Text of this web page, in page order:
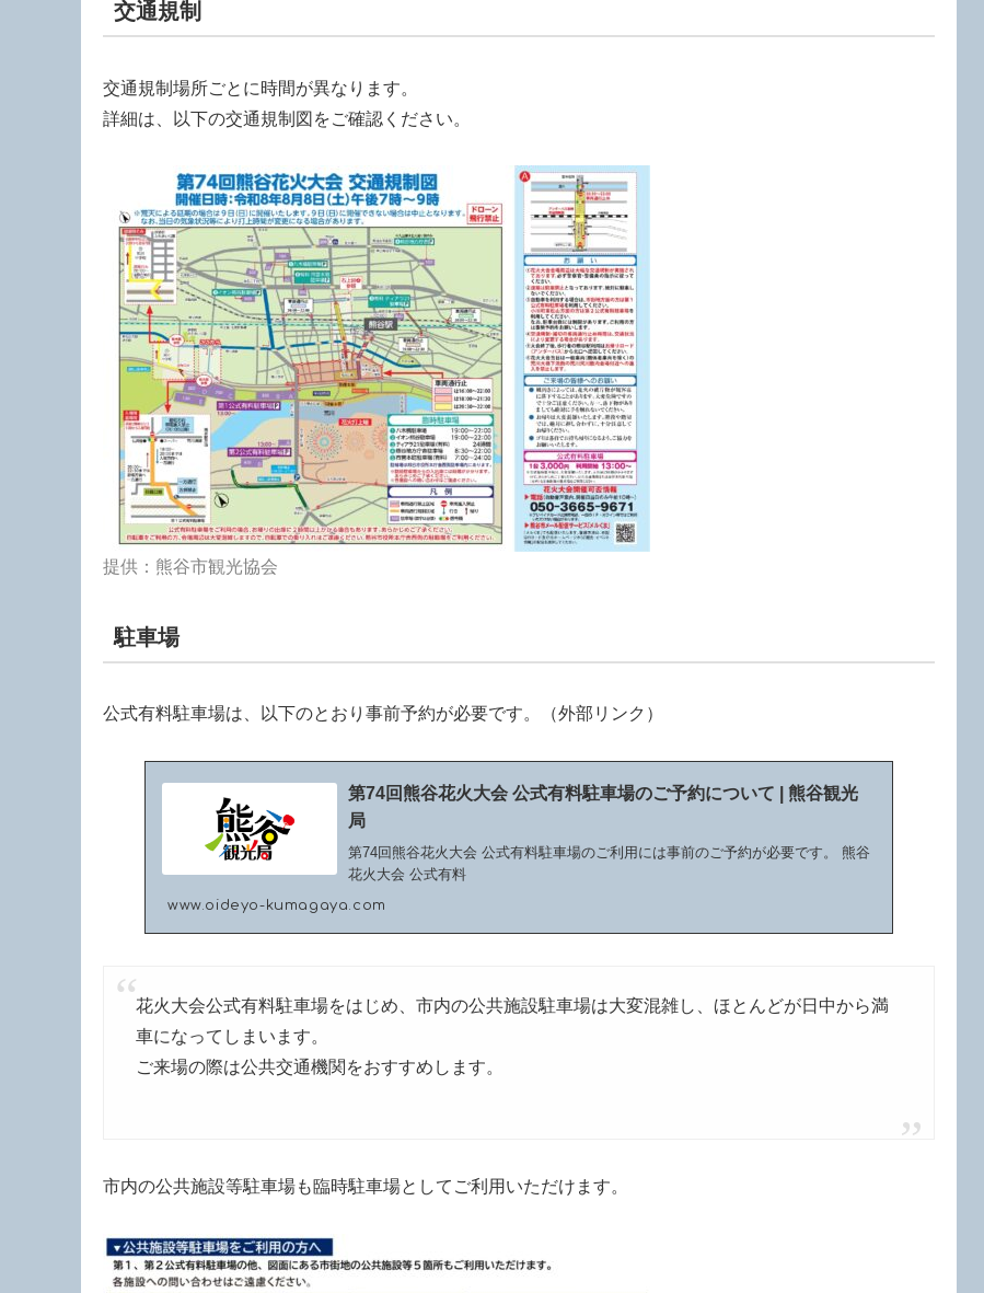
交通規制
交通規制場所ごとに時間が異なります。
詳細は、以下の交通規制図をご確認ください。
提供：熊谷市観光協会
駐車場
公式有料駐車場は、以下のとおり事前予約が必要です。（外部リンク）
第74回熊谷花火大会 公式有料駐車場のご予約について | 熊谷観光
局
第74回熊谷花火大会 公式有料駐車場のご利用には事前のご予約が必要です。 熊谷
花火大会 公式有料
www.oideyo-kumagaya.com
花火大会公式有料駐車場をはじめ、市内の公共施設駐車場は大変混雑し、ほとんどが日中から満
車になってしまいます。
ご来場の際は公共交通機関をおすすめします。
市内の公共施設等駐車場も臨時駐車場としてご利用いただけます。